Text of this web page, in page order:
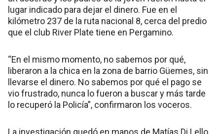
lugar indicado para dejar el dinero. Fue en el
kilómetro 237 de la ruta nacional 8, cerca del predio
que el club River Plate tiene en Pergamino.
“En el mismo momento, no sabemos por qué,
liberaron a la chica en la zona de barrio Güemes, sin
llevarse el dinero. No sabemos por qué el pago se
vio frustrado, nunca lo fueron a buscar y más tarde
lo recuperó la Policía”, confirmaron los voceros.
La investigación quedó en manos de Matías Di Lello,